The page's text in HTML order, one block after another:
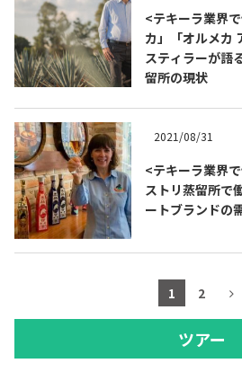
<テキーラ業界
カ」「オルメカ
スティラーが語
留所の現状
2021/08/31
<テキーラ業界
ストリ蒸留所で
ートブランドの
1 2
ツアー